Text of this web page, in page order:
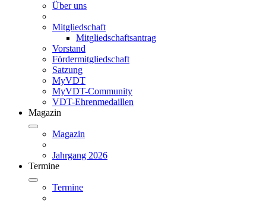
Über uns
Mitgliedschaft
Mitgliedschaftsantrag
Vorstand
Fördermitgliedschaft
Satzung
MyVDT
MyVDT-Community
VDT-Ehrenmedaillen
Magazin
Magazin
Jahrgang 2026
Termine
Termine